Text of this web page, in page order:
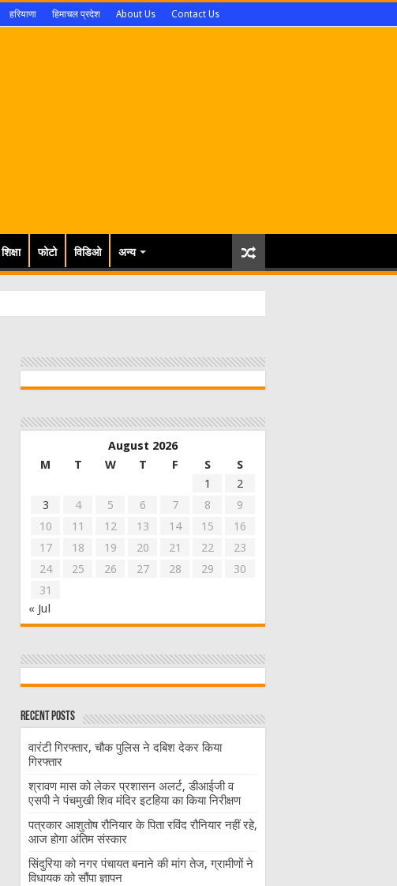
हरियाणा हिमाचल प्रदेश About Us Contact Us
शिक्षा फोटो विडिओ अन्य
August 2026
M
T W T F S
S
1
2
3
4 5 6 7 8
9
10
11 12 13 14 15
16
17
18 19 20 21 22
23
24
25 26 27 28 29
30
31
« Jul
Recent Posts
वारंटी गिरफ्तार, चौक पुलिस ने दबिश देकर किया
गिरफ्तार
श्रावण मास को लेकर प्रशासन अलर्ट, डीआईजी व
एसपी ने पंचमुखी शिव मंदिर इटहिया का किया निरीक्षण
पत्रकार आशुतोष रौनियार के पिता रविंद रौनियार नहीं रहे,
आज होगा अंतिम संस्कार
सिंदुरिया को नगर पंचायत बनाने की मांग तेज, ग्रामीणों ने
विधायक को सौंपा ज्ञापन